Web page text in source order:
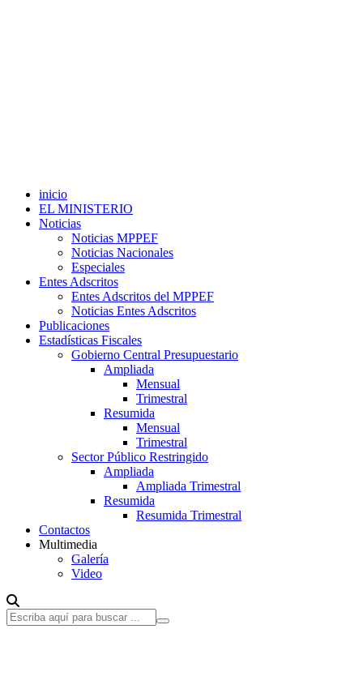
inicio
EL MINISTERIO
Noticias
Noticias MPPEF
Noticias Nacionales
Especiales
Entes Adscritos
Entes Adscritos del MPPEF
Noticias Entes Adscritos
Publicaciones
Estadísticas Fiscales
Gobierno Central Presupuestario
Ampliada
Mensual
Trimestral
Resumida
Mensual
Trimestral
Sector Público Restringido
Ampliada
Ampliada Trimestral
Resumida
Resumida Trimestral
Contactos
Multimedia
Galería
Video